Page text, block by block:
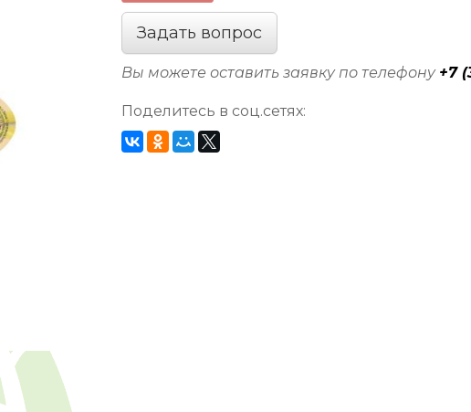
Задать вопрос
Вы можете оставить заявку по телефону +7
Поделитесь в соц.сетях: